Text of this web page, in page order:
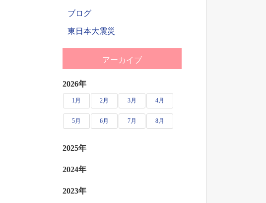
ブログ
東日本大震災
アーカイブ
2026年
1月 2月 3月 4月
5月 6月 7月 8月
2025年
2024年
2023年